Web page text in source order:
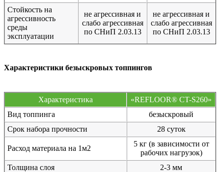
Стойкость на
агрессивность
среды
эксплуатации
не агрессивная и
слабо агрессивная
по СНиП 2.03.13
не агрессивная и
слабо агрессивная
по СНиП 2.03.13
Характеристики безыскровых топпингов
Характеристика
«REFLOOR® CT-S260»
Вид топпинга
безыскровый
Срок набора прочности
28 суток
Расход материала на 1м2
5 кг (в зависимости от
рабочих нагрузок)
Толщина слоя
2-3 мм